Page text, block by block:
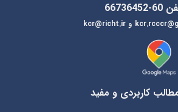
و
کاربردی و مفید